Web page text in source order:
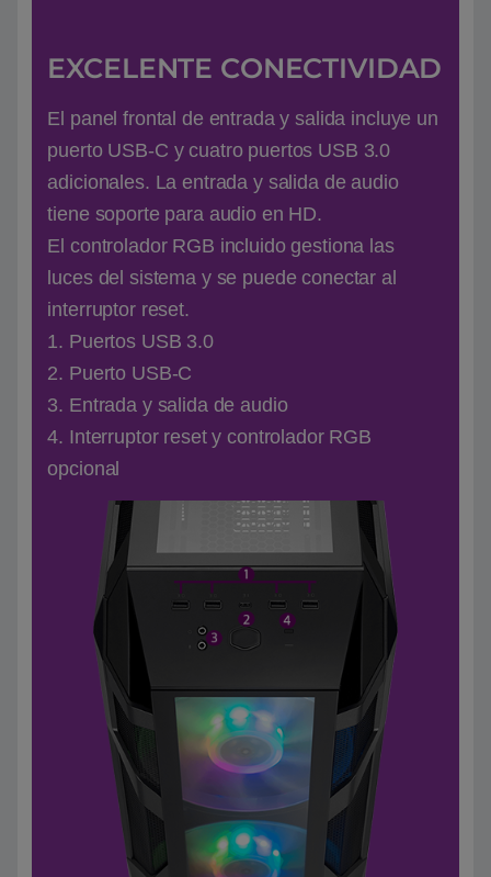
EXCELENTE CONECTIVIDAD
El panel frontal de entrada y salida incluye un
puerto USB-C y cuatro puertos USB 3.0
adicionales. La entrada y salida de audio
tiene soporte para audio en HD.
El controlador RGB incluido gestiona las
luces del sistema y se puede conectar al
interruptor reset.
1. Puertos USB 3.0
2. Puerto USB-C
3. Entrada y salida de audio
4. Interruptor reset y controlador RGB
opcional